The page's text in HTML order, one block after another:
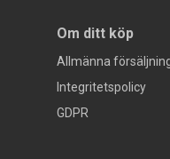
Om ditt köp
Allmänna
Integritetspolicy
GDPR